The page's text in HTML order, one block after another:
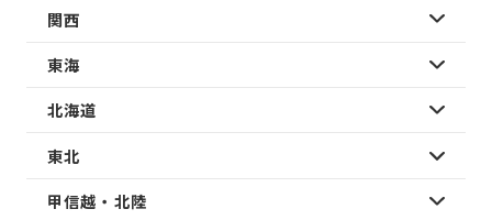
関西
東海
北海道
東北
甲信越・北陸